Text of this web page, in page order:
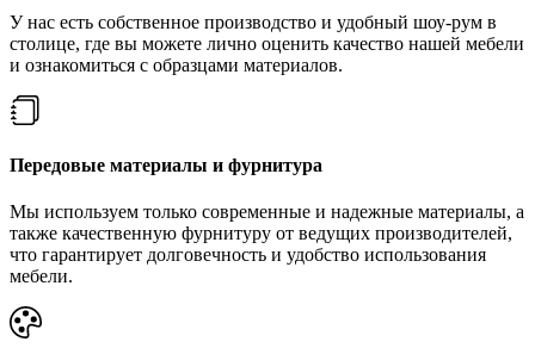
У нас есть собственное производство и удобный шоу-рум в
столице, где вы можете лично оценить качество нашей мебели
и ознакомиться с образцами материалов.
Передовые материалы и фурнитура
Мы используем только современные и надежные материалы, а
также качественную фурнитуру от ведущих производителей,
что гарантирует долговечность и удобство использования
мебели.